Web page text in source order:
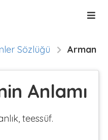
Sözlüğü Arman
Anlamı
teessüf.